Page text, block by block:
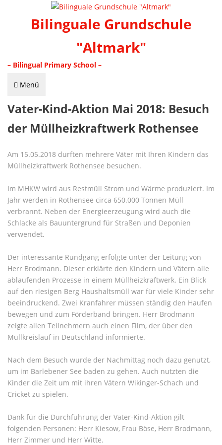
Bilinguale Grundschule
"Altmark"
– Bilingual Primary School –
Menü
Vater-Kind-Aktion Mai 2018: Besuch
der Müllheizkraftwerk Rothensee
Am 15.05.2018 durften mehrere Väter mit Ihren Kindern das
Müllheizkraftwerk Rothensee besuchen.
Im MHKW wird aus Restmüll Strom und Wärme produziert. Im
Jahr werden in Rothensee circa 650.000 Tonnen Müll
verbrannt. Neben der Energieerzeugung wird auch die
Schlacke als Bauuntergrund für Straßen und Deponien
verwendet.
Der interessante Rundgang erfolgte unter der Leitung von
Herr Brodmann. Dieser erklärte den Kindern und Vätern alle
ablaufenden Prozesse in einem Müllheizkraftwerk. Ein Blick
auf den riesigen Berg Haushaltsmüll war für viele Kinder sehr
beeindruckend. Zwei Kranfahrer müssen ständig den Haufen
bewegen und zum Förderband bringen. Herr Brodmann
zeigte allen Teilnehmern auch einen Film, der über den
Müllkreislauf in Deutschland informierte.
Nach dem Besuch wurde der Nachmittag noch dazu genutzt,
um im Barlebener See baden zu gehen. Auch nutzten die
Kinder die Zeit um mit ihren Vätern Wikinger-Schach und
Cricket zu spielen.
Dank für die Durchführung der Vater-Kind-Aktion gilt
folgenden Personen: Herr Kiesow, Frau Böse, Herr Brodmann,
Herr Zimmer und Herr Witte.